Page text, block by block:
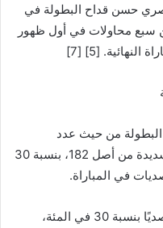
دخل المصري حسن قداح البطولة في
محاولات في أول ظهور
[5] [7]
من حيث عدد
التصديات، بعدما نجح في إيقاف 55 تسديدة من أصل 182، بنسبة 30
في المباراة.
كما يملك الحارس محمد بويابس 17 تصديًا بنسبة 30 في المئة،